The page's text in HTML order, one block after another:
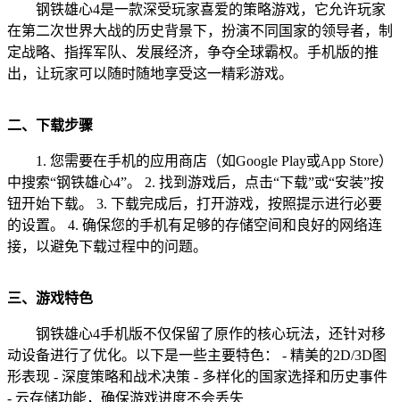
钢铁雄心4是一款深受玩家喜爱的策略游戏，它允许玩家
在第二次世界大战的历史背景下，扮演不同国家的领导者，制
定战略、指挥军队、发展经济，争夺全球霸权。手机版的推
出，让玩家可以随时随地享受这一精彩游戏。
二、下载步骤
1. 您需要在手机的应用商店（如Google Play或App Store）
中搜索“钢铁雄心4”。 2. 找到游戏后，点击“下载”或“安装”按
钮开始下载。 3. 下载完成后，打开游戏，按照提示进行必要
的设置。 4. 确保您的手机有足够的存储空间和良好的网络连
接，以避免下载过程中的问题。
三、游戏特色
钢铁雄心4手机版不仅保留了原作的核心玩法，还针对移
动设备进行了优化。以下是一些主要特色： - 精美的2D/3D图
形表现 - 深度策略和战术决策 - 多样化的国家选择和历史事件
- 云存储功能，确保游戏进度不会丢失